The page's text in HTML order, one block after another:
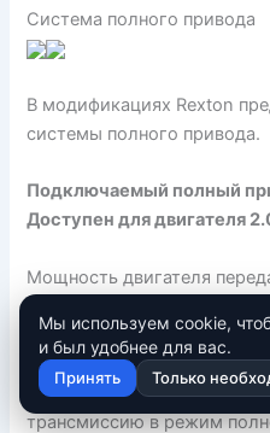
Система полного привода
В модификациях Rexton
системы полного привода.
Подключаемый полный
Доступен для двигателя
Мощность двигателя
автомобиль
снижает расход топлива.
дополнительная тяга,
трансмиссию в режим
Мы используем cookie,
и был удобнее для вас.
Принять Только